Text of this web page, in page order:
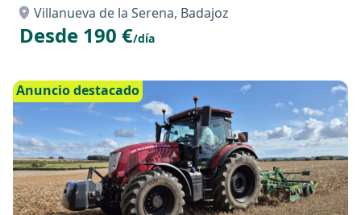
Villanueva de la Serena, Badajoz
Desde 190 €/día
Anuncio destacado